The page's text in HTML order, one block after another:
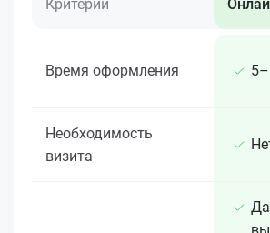
Критерий
Время оформления
Необходимость
визита